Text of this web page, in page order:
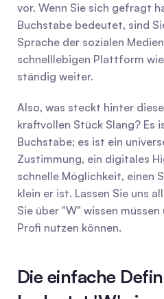
vor. Wenn Sie sich gefragt
Buchstabe bedeutet, sind
Sprache der sozialen
schnelllebigen Plattform
ständig weiter.
Also, was steckt hinter
kraftvollen Stück Slang? Es
Buchstabe; es ist ein
Zustimmung, ein digitales
schnelle Möglichkeit, einen
klein er ist. Lassen Sie uns
Sie über "W" wissen
Profi nutzen können.
Die einfache